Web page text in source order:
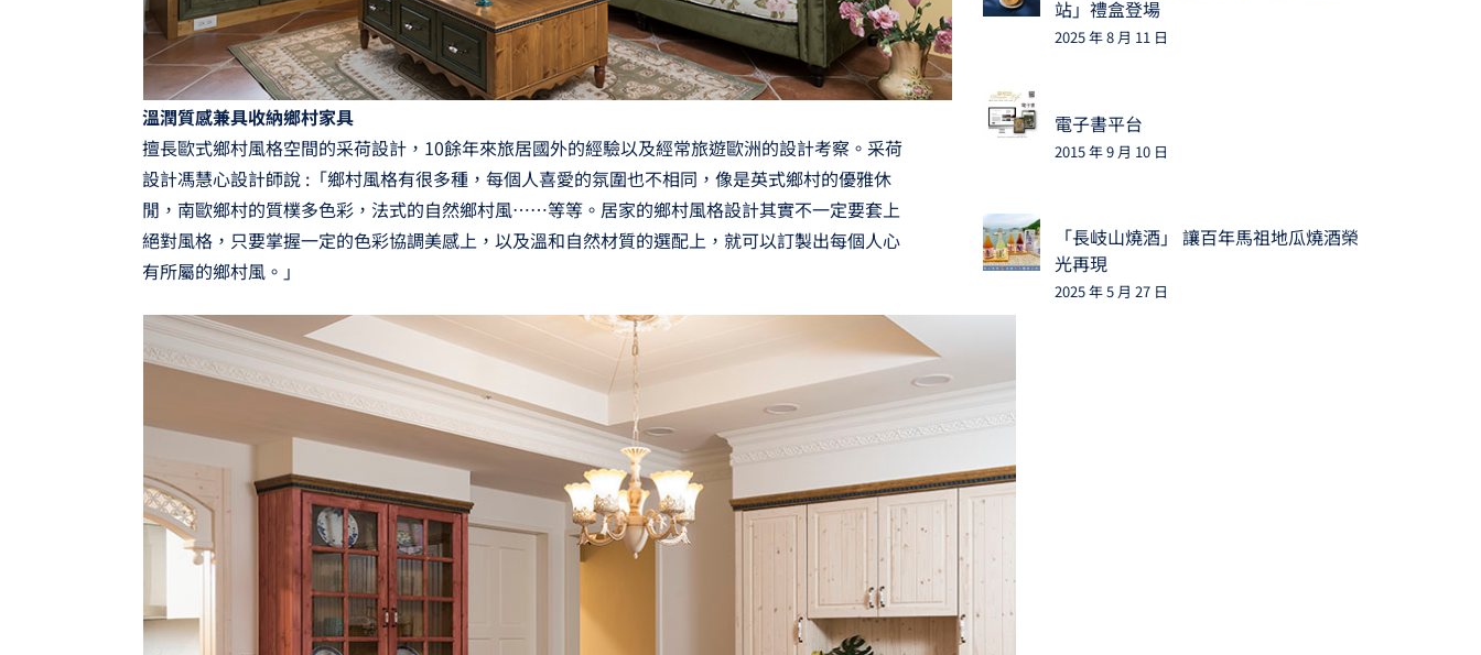
溫潤質感兼具收納鄉村家具
擅長歐式鄉村風格空間的采荷設計，10餘年來旅居國外的經驗以及經常旅遊歐洲的設計考察。采荷
設計馮慧心設計師說 :「鄉村風格有很多種，每個人喜愛的氛圍也不相同，像是英式鄉村的優雅休
閒，南歐鄉村的質樸多色彩，法式的自然鄉村風……等等。居家的鄉村風格設計其實不一定要套上
絕對風格，只要掌握一定的色彩協調美感上，以及溫和自然材質的選配上，就可以訂製出每個人心
有所屬的鄉村風。」
站」禮盒登場
2025 年 8 月 11 日
電子書平台
2015 年 9 月 10 日
「長岐山燒酒」 讓百年馬祖地瓜燒酒榮
光再現
2025 年 5 月 27 日